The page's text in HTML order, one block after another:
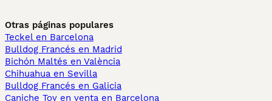
Otras páginas populares
Teckel en Barcelona
Bulldog Francés en Madrid
Bichón Maltés en València
Chihuahua en Sevilla
Bulldog Francés en Galicia
Caniche Toy en venta en Barcelona